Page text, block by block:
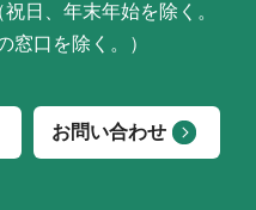
日、年末年始を除く。
窓口を除く。）
お問い合わせ